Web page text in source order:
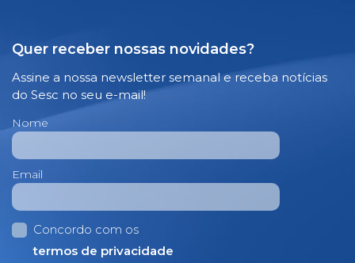
Quer receber nossas novidades?
Assine a nossa newsletter semanal e receba notícias
do Sesc no seu e-mail!
Nome
Email
Concordo com os
termos de privacidade